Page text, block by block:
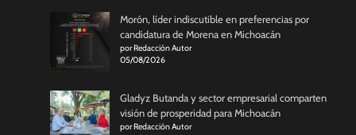
Morón, líder indiscutible en preferencias por
candidatura de Morena en Michoacán
por Redacción Autor
05/08/2026
Gladyz Butanda y sector empresarial comparten
visión de prosperidad para Michoacán
por Redacción Autor